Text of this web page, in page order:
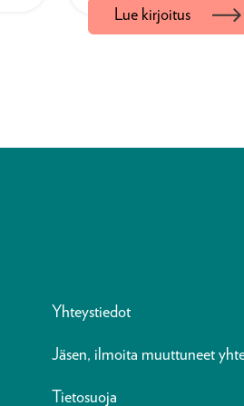
osin lukemisesta.
osin kiivastakin.
sisältää
konkreettista
Lue kirjoitus
Yhteystiedot
Jäsen, ilmoita muuttuneet
Tietosuoja